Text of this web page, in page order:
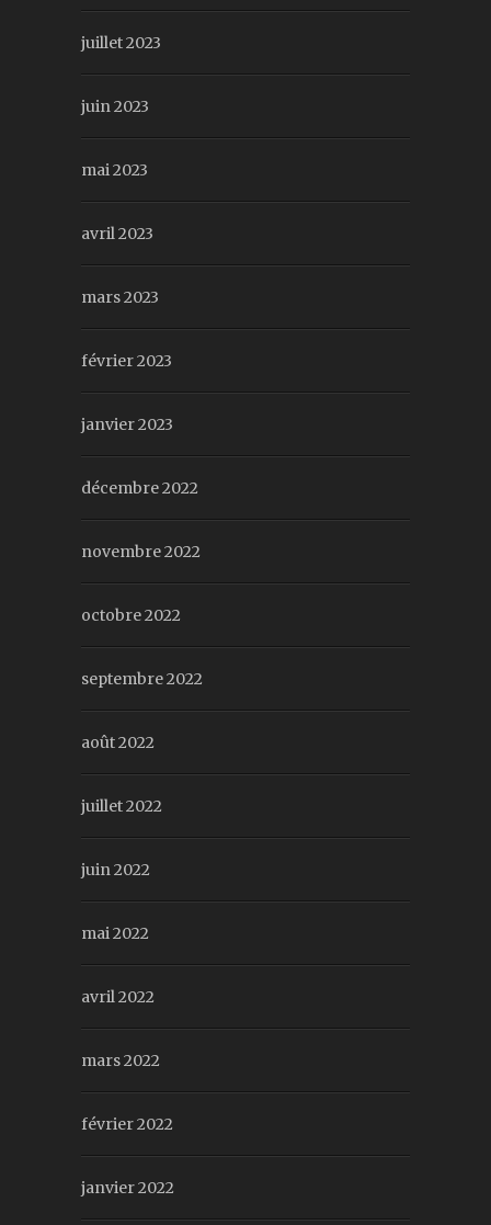
juillet 2023
juin 2023
mai 2023
avril 2023
mars 2023
février 2023
janvier 2023
décembre 2022
novembre 2022
octobre 2022
septembre 2022
août 2022
juillet 2022
juin 2022
mai 2022
avril 2022
mars 2022
février 2022
janvier 2022